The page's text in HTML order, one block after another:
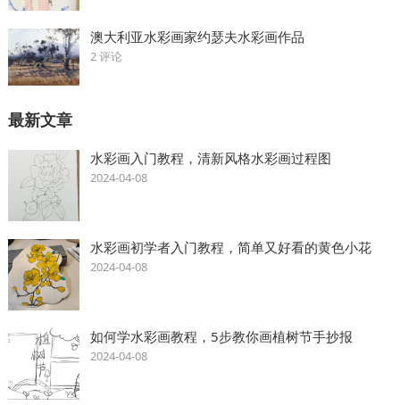
澳大利亚水彩画家约瑟夫水彩画作品
2 评论
最新文章
水彩画入门教程，清新风格水彩画过程图
2024-04-08
水彩画初学者入门教程，简单又好看的黄色小花
2024-04-08
如何学水彩画教程，5步教你画植树节手抄报
2024-04-08